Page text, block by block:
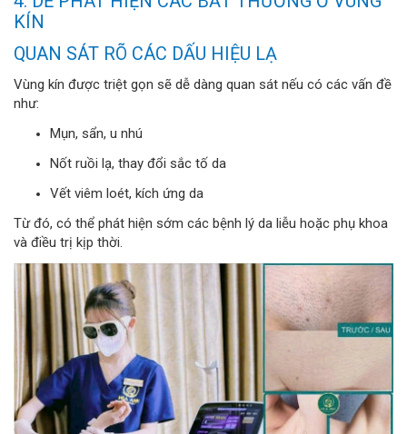
KÍN
QUAN SÁT RÕ CÁC DẤU HIỆU LẠ
Vùng kín được triệt gọn sẽ dễ dàng quan sát nếu có các vấn đề
như:
Mụn, sẩn, u nhú
Nốt ruồi lạ, thay đổi sắc tố da
Vết viêm loét, kích ứng da
Từ đó, có thể phát hiện sớm các bệnh lý da liễu hoặc phụ khoa
và điều trị kịp thời.